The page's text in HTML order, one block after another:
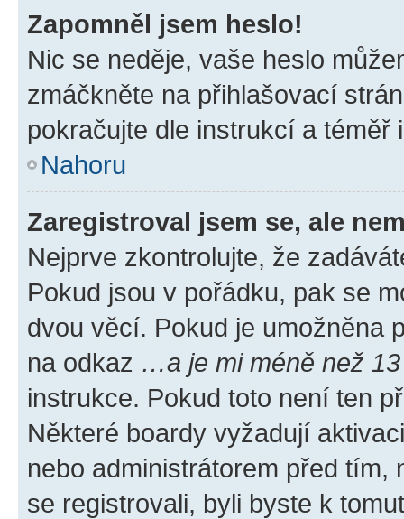
Zapomněl jsem heslo!
Nic se neděje, vaše heslo
zmáčkněte na přihlašovací
pokračujte dle instrukcí a téměř
Nahoru
Zaregistroval jsem se, ale
Nejprve zkontrolujte, že
Pokud jsou v pořádku, pak se
dvou věcí. Pokud je umožněna
na odkaz …a je mi méně než
instrukce. Pokud toto není ten
Některé boardy vyžadují
nebo administrátorem před tím,
se registrovali, byli byste k